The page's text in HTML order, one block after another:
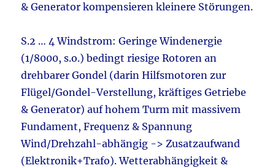
& Generator kompensieren kleinere Störungen.
S.2 … 4 Windstrom: Geringe Windenergie
(1/8000, s.o.) bedingt riesige Rotoren an
drehbarer Gondel (darin Hilfsmotoren zur
Flügel/Gondel-Verstellung, kräftiges Getriebe
& Generator) auf hohem Turm mit massivem
Fundament, Frequenz & Spannung
Wind/Drehzahl-abhängig -> Zusatzaufwand
(Elektronik+Trafo). Wetterabhängigkeit &